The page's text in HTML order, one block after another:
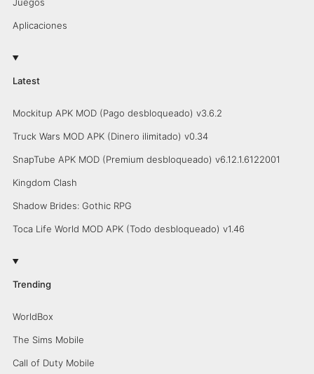
Aplicaciones
Latest
Mockitup APK MOD (Pago desbloqueado) v3.6.2
Truck Wars MOD APK (Dinero ilimitado) v0.34
SnapTube APK MOD (Premium desbloqueado) v6.12.1.6122001
Kingdom Clash
Shadow Brides: Gothic RPG
Toca Life World MOD APK (Todo desbloqueado) v1.46
Trending
WorldBox
The Sims Mobile
Call of Duty Mobile